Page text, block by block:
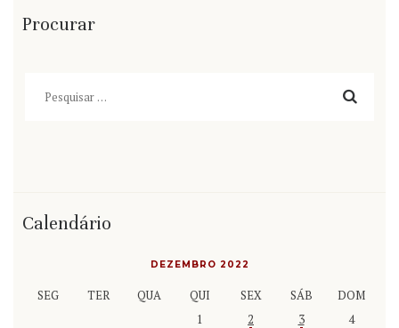
Procurar
Calendário
DEZEMBRO 2022
SEG TER QUA QUI SEX SÁB
DOM
1
2 3
4